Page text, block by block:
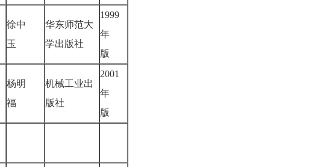
徐中
玉
华东师范大
学出版社
1999
年
版
杨明
福
机械工业出
版社
2001
年
版